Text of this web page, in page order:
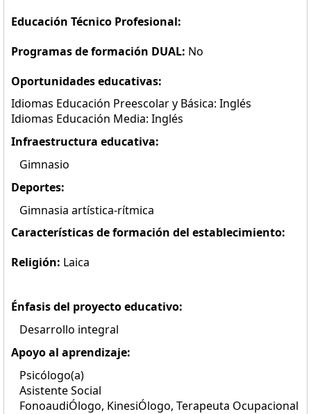
Educación Técnico Profesional:
Programas de formación DUAL: No
Oportunidades educativas:
Idiomas Educación Preescolar y Básica: Inglés
Idiomas Educación Media: Inglés
Infraestructura educativa:
Gimnasio
Deportes:
Gimnasia artística-rítmica
Características de formación del establecimiento:
Religión: Laica
Énfasis del proyecto educativo:
Desarrollo integral
Apoyo al aprendizaje:
Psicólogo(a)
Asistente Social
FonoaudiÓlogo, KinesiÓlogo, Terapeuta Ocupacional